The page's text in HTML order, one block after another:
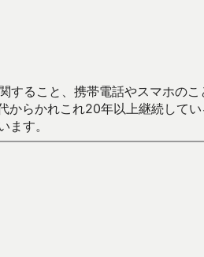
ること、携帯電話やスマホの
からかれこれ20年以上継続し
す。